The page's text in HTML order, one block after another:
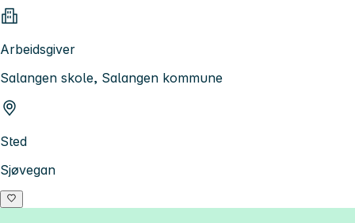
Arbeidsgiver
Salangen skole, Salangen kommune
Sted
Sjøvegan